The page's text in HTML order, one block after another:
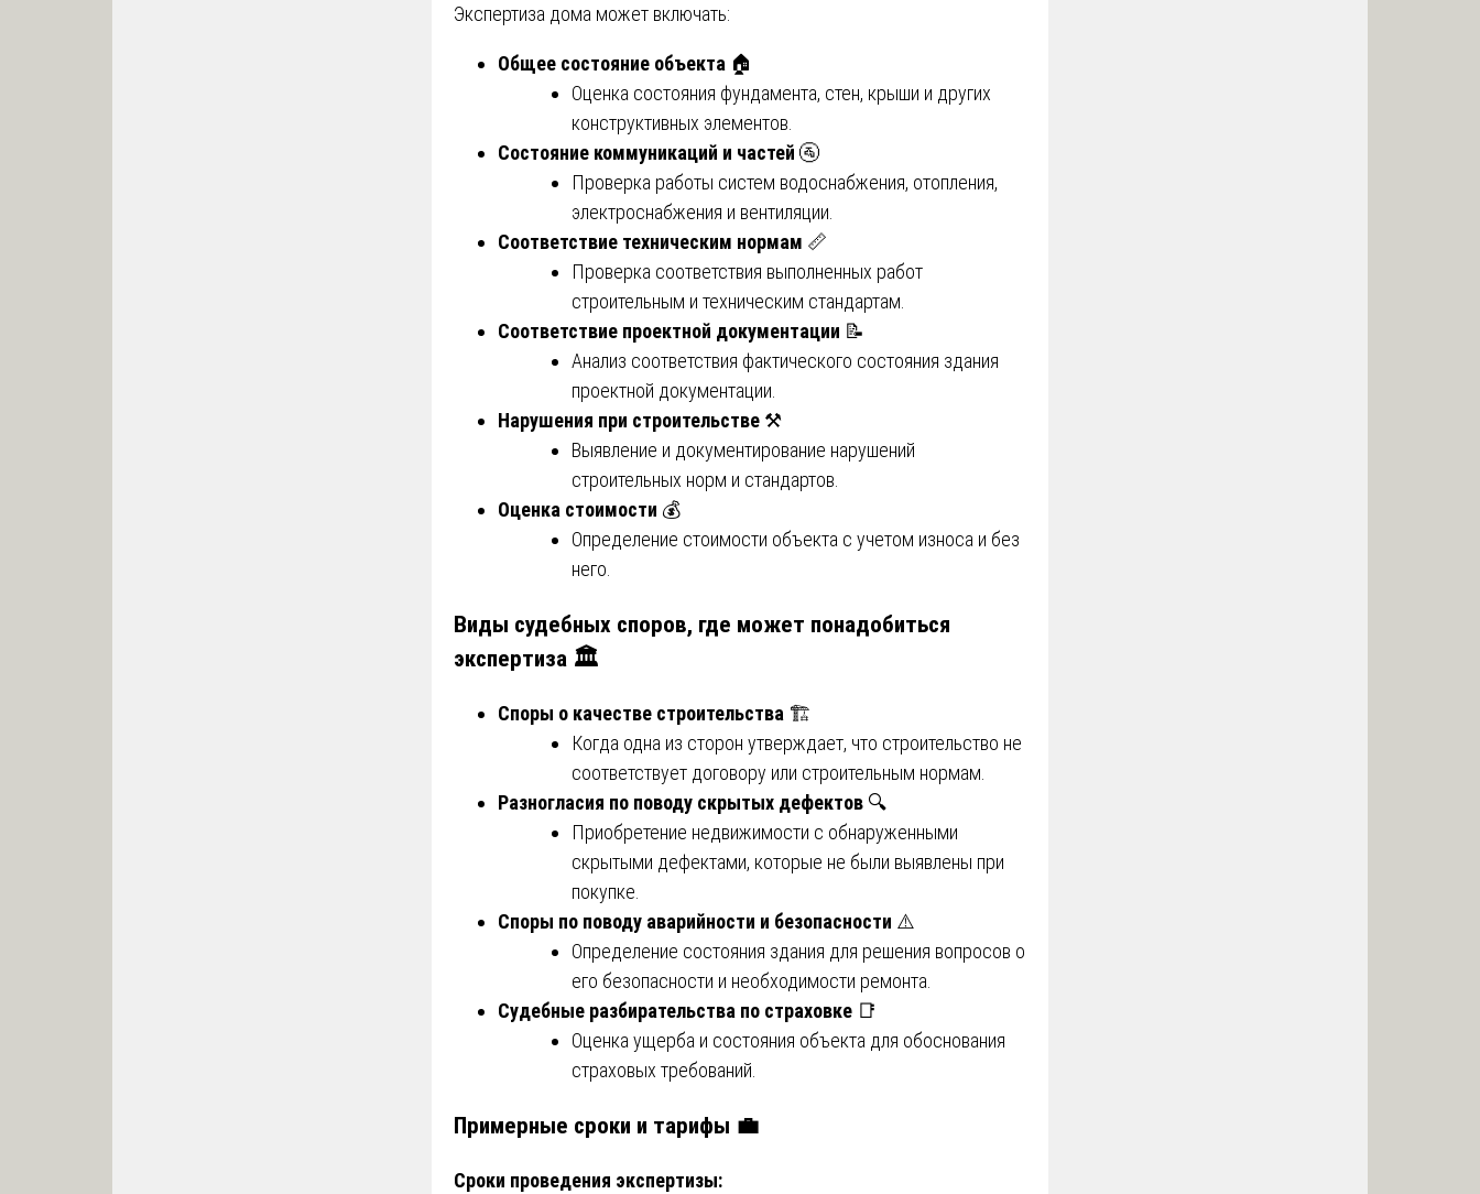
Экспертиза дома может включать:
Общее состояние объекта 🏠
Оценка состояния фундамента, стен, крыши и других
конструктивных элементов.
Состояние коммуникаций и частей 🚰
Проверка работы систем водоснабжения, отопления,
электроснабжения и вентиляции.
Соответствие техническим нормам 📏
Проверка соответствия выполненных работ
строительным и техническим стандартам.
Соответствие проектной документации 📝
Анализ соответствия фактического состояния здания
проектной документации.
Нарушения при строительстве ⚒️
Выявление и документирование нарушений
строительных норм и стандартов.
Оценка стоимости 💰
Определение стоимости объекта с учетом износа и без
него.
Виды судебных споров, где может понадобиться
экспертиза 🏛️
Споры о качестве строительства 🏗️
Когда одна из сторон утверждает, что строительство не
соответствует договору или строительным нормам.
Разногласия по поводу скрытых дефектов 🔍
Приобретение недвижимости с обнаруженными
скрытыми дефектами, которые не были выявлены при
покупке.
Споры по поводу аварийности и безопасности ⚠️
Определение состояния здания для решения вопросов о
его безопасности и необходимости ремонта.
Судебные разбирательства по страховке 📑
Оценка ущерба и состояния объекта для обоснования
страховых требований.
Примерные сроки и тарифы 💼
Сроки проведения экспертизы: